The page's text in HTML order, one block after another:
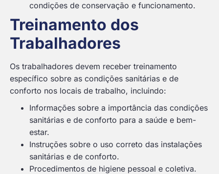
condições de conservação e funcionamento.
Treinamento dos
Trabalhadores
Os trabalhadores devem receber treinamento
específico sobre as condições sanitárias e de
conforto nos locais de trabalho, incluindo:
Informações sobre a importância das condições
sanitárias e de conforto para a saúde e bem-
estar.
Instruções sobre o uso correto das instalações
sanitárias e de conforto.
Procedimentos de higiene pessoal e coletiva.